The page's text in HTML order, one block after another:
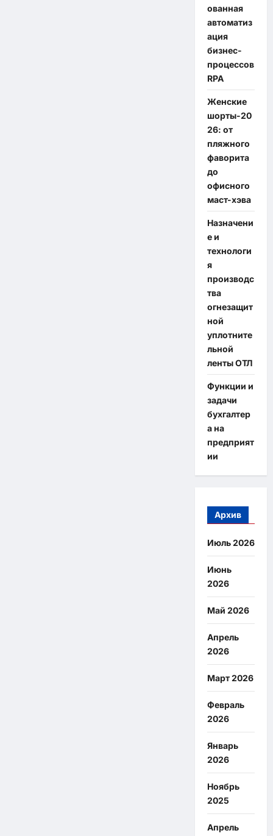
ованная
автоматиз
ация
бизнес-
процессов
RPA
Женские
шорты-20
26: от
пляжного
фаворита
до
офисного
маст-хэва
Назначени
е и
технологи
я
производс
тва
огнезащит
ной
уплотните
льной
ленты ОТЛ
Функции и
задачи
бухгалтер
а на
предприят
ии
Архив
Июль 2026
Июнь
2026
Май 2026
Апрель
2026
Март 2026
Февраль
2026
Январь
2026
Ноябрь
2025
Апрель